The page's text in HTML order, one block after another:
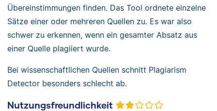
Übereinstimmungen finden. Das Tool ordnete einzelne
Sätze einer oder mehreren Quellen zu. Es war also
schwer zu erkennen, wenn ein gesamter Absatz aus
einer Quelle plagiiert wurde.
Bei wissenschaftlichen Quellen schnitt Plagiarism
Detector besonders schlecht ab.
Nutzungsfreundlichkeit